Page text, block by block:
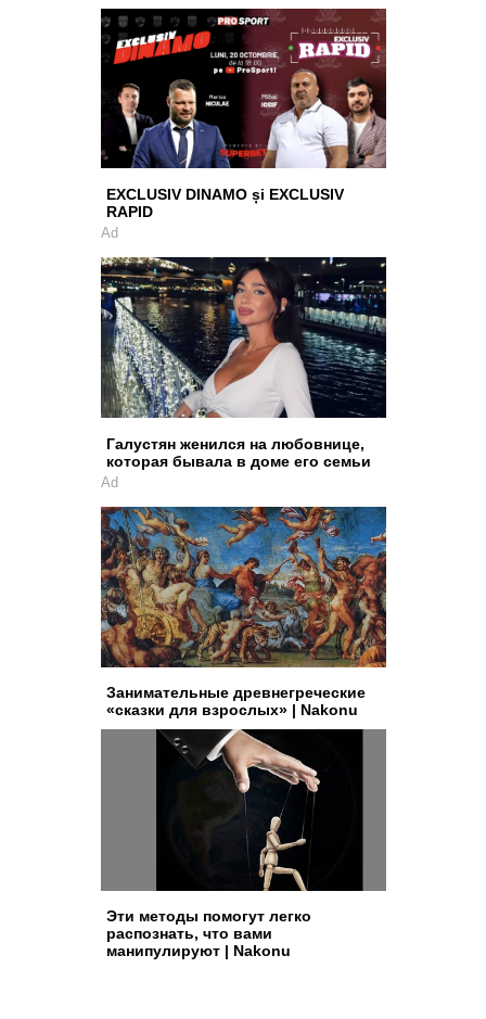
EXCLUSIV DINAMO și EXCLUSIV
RAPID
Ad
Галустян женился на любовнице,
которая бывала в доме его семьи
Ad
Занимательные древнегреческие
«сказки для взрослых» | Nakonu
Эти методы помогут легко
распознать, что вами
манипулируют | Nakonu